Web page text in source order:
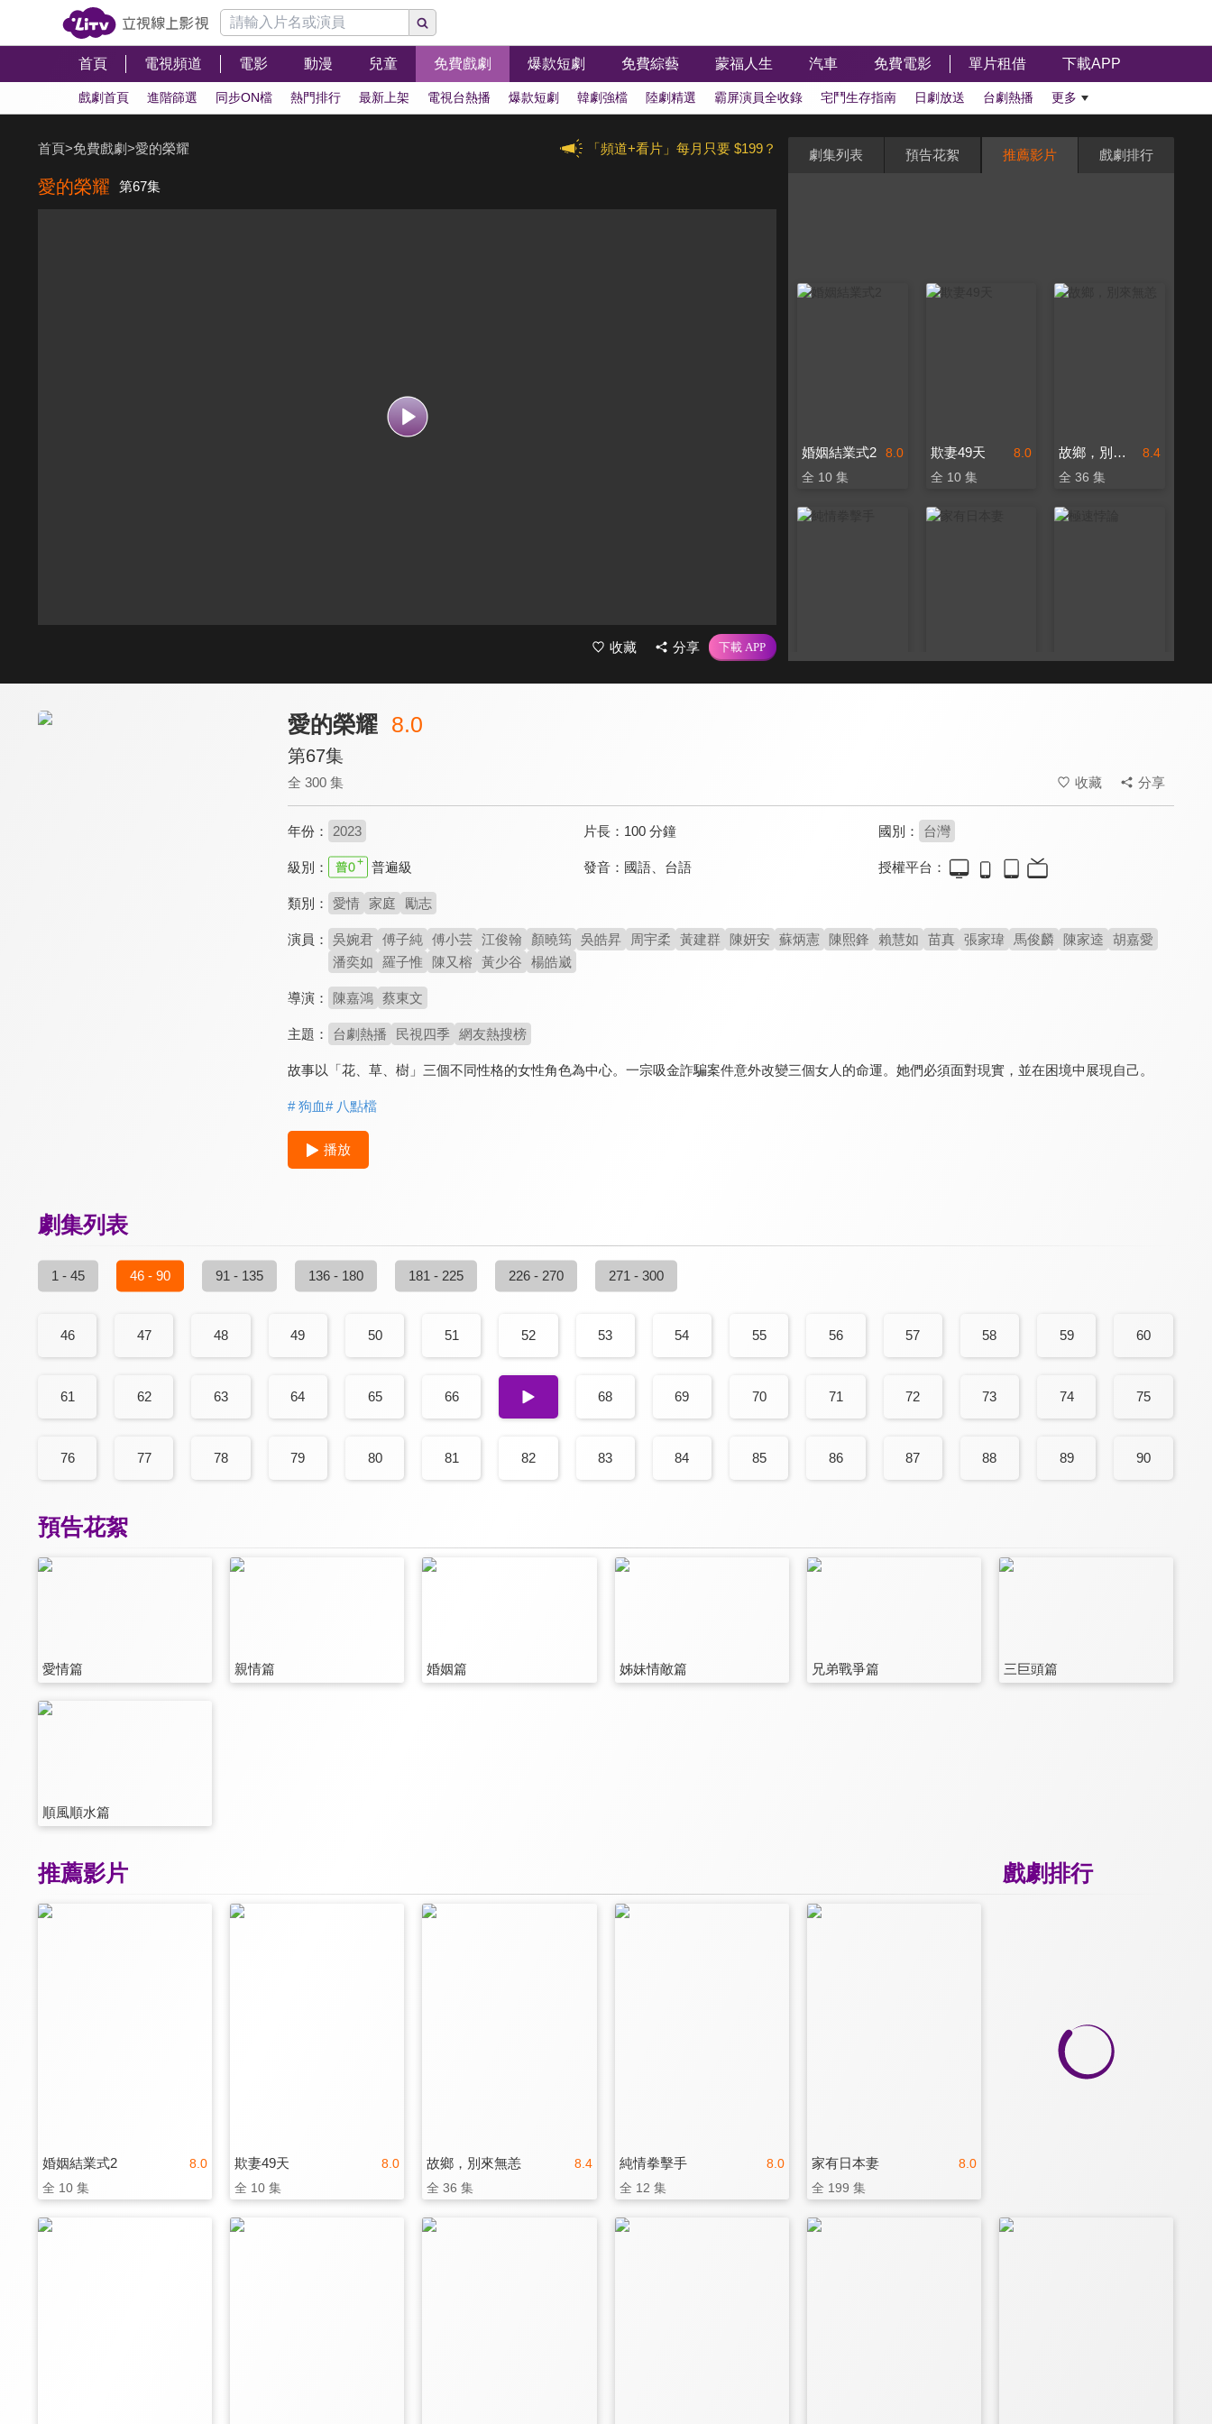
首頁 電視頻道 電影 動漫 兒童 免費戲劇 爆款短劇 免費綜藝 蒙福人生 汽車 免費電影 單片租借 下載APP
戲劇首頁 進階篩選 同步ON檔 熱門排行 最新上架 電視台熱播 爆款短劇 韓劇強檔 陸劇精選 霸屏演員全收錄 宅鬥生存指南 日劇放送 台劇熱播 更多
「頻道+看片」每月只要 $199？
首頁>免費戲劇>愛的榮耀
愛的榮耀 第67集
收藏 分享
劇集列表 預告花絮 推薦影片 戲劇排行
8.0
婚姻結業式2
全 10 集
8.0
欺妻49天
全 10 集
8.4
故鄉，別來無恙
全 36 集
全 14 集 全 1 集 全 40 集
愛的榮耀 8.0
第67集
全 300 集 收藏 分享
年份： 2023 片長： 100 分鐘 國別： 台灣
級別： 普遍級 發音： 國語、 台語 授權平台：
類別： 愛情 家庭 勵志
演員： 吳婉君 傅子純 傅小芸 江俊翰 顏曉筠 吳皓昇 周宇柔 黃建群 陳妍安 蘇炳憲 陳熙鋒 賴慧如 苗真 張家瑋 馬俊麟 陳家逵
胡嘉愛
潘奕如
羅子惟 陳又榕 黃少谷 楊皓崴
導演： 陳嘉鴻 蔡東文
主題： 台劇熱播 民視四季 網友熱搜榜
故事以「花、草、樹」三個不同性格的女性角色為中心。一宗吸金詐騙案件意外改變三個女人的命運。她們必須面對現實，並在困境中展現自己。
# 狗血# 八點檔
播放
劇集列表
1 - 45 46 - 90 91 - 135 136 - 180 181 - 225 226 - 270 271 - 300
46 47 48 49 50 51 52 53 54 55 56 57 58 59 60
61 62 63 64 65 66 67 68 69 70 71 72 73 74 75
76 77 78 79 80 81 82 83 84 85 86 87 88 89 90
預告花絮
愛情篇 親情篇 婚姻篇 姊妹情敵篇 兄弟戰爭篇 三巨頭篇
順風順水篇
戲劇排行
推薦影片
8.0
婚姻結業式2
全 10 集
8.0
欺妻49天
全 10 集
8.4
故鄉，別來無恙
全 36 集
8.0
純情拳擊手
全 12 集
8.0
家有日本妻
全 199 集